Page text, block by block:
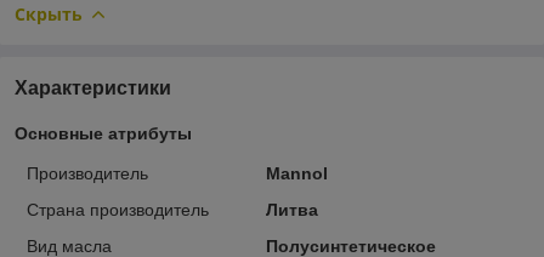
Скрыть
Характеристики
Основные атрибуты
Производитель
Mannol
Страна производитель
Литва
Вид масла
Полусинтетическое